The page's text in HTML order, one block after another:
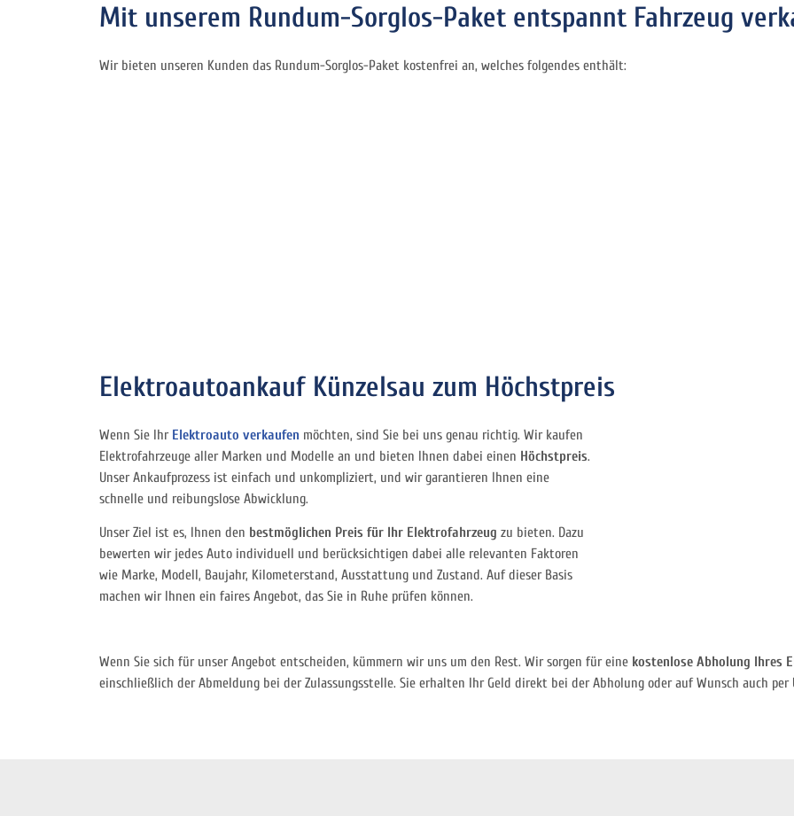
Mit unserem Rundum-Sorglos-Paket entspannt Fahrzeug
Wir bieten unseren Kunden das Rundum-Sorglos-Paket kostenfrei an, welches folgendes enthält:
Elektroautoankauf Künzelsau zum Höchstpreis
Wenn Sie Ihr Elektroauto verkaufen möchten, sind Sie bei uns genau richtig. Wir kaufen
Elektrofahrzeuge aller Marken und Modelle an und bieten Ihnen dabei einen Höchstpreis.
Unser Ankaufprozess ist einfach und unkompliziert, und wir garantieren Ihnen eine
schnelle und reibungslose Abwicklung.
Unser Ziel ist es, Ihnen den bestmöglichen Preis für Ihr Elektrofahrzeug zu bieten. Dazu
bewerten wir jedes Auto individuell und berücksichtigen dabei alle relevanten Faktoren
wie Marke, Modell, Baujahr, Kilometerstand, Ausstattung und Zustand. Auf dieser Basis
machen wir Ihnen ein faires Angebot, das Sie in Ruhe prüfen können.
Wenn Sie sich für unser Angebot entscheiden, kümmern wir uns um den Rest. Wir sorgen für eine kostenlose Abholung Ihres
einschließlich der Abmeldung bei der Zulassungsstelle. Sie erhalten Ihr Geld direkt bei der Abholung oder auf Wunsch auch per